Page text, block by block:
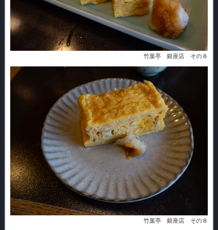
竹葉亭 銀座店 その８
竹葉亭 銀座店 その８